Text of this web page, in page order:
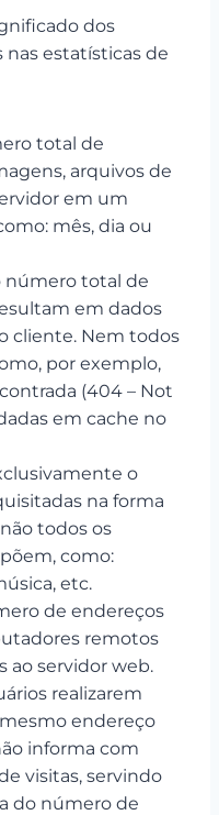
dos
estatísticas de
total de
arquivos de
em um
mês, dia ou
número total de
em dados
cliente. Nem todos
por exemplo,
(404 – Not
em cache no
o
na forma
todos os
como:
etc.
de endereços
remotos
ao servidor web.
realizarem
endereço
informa com
visitas, servindo
do número de